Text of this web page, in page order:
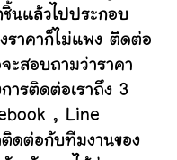
นแล้วไปประกอบ
ราคาก็ไม่แพง ติดต่อ
ะสอบถามว่าราคา
ารติดต่อเราถึง 3
, Line
ดต่อกับทีมงานของ